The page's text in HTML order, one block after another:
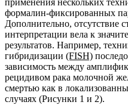
применения нескольких
формалин-фиксированных
Дополнительно, отсутствие
интерпретации вела к
результатов. Например,
гибридизации (FISH)
зависимость между
рецидивом рака молочной
смертью как в
случаях (Рисунки 1 и 2).